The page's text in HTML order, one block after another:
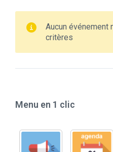
Aucun événement
critères
Menu en 1 clic